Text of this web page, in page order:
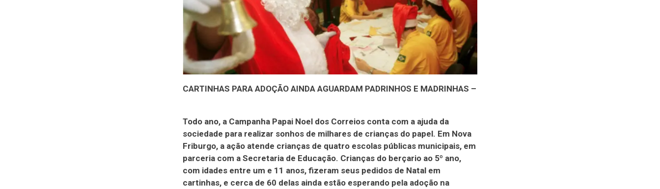
CARTINHAS PARA ADOÇÃO AINDA AGUARDAM PADRINHOS E MADRINHAS –
Todo ano, a Campanha Papai Noel dos Correios conta com a ajuda da
sociedade para realizar sonhos de milhares de crianças do papel. Em Nova
Friburgo, a ação atende crianças de quatro escolas públicas municipais, em
parceria com a Secretaria de Educação. Crianças do berçario ao 5º ano,
com idades entre um e 11 anos, fizeram seus pedidos de Natal em
cartinhas, e cerca de 60 delas ainda estão esperando pela adoção na